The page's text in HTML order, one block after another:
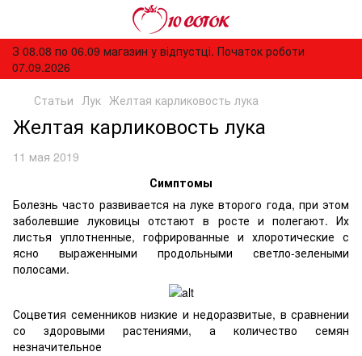
З 08.08 по 06.09 магазин у відпустці. Початок роботи
07.09.2026
Статьи Лук Желтая карликовость лука
Желтая карликовость лука
11 мая 2019
Симптомы
Болезнь часто развивается на луке второго года, при этом
заболевшие луковицы отстают в росте и полегают. Их
листья уплотненные, гофрированные и хлоротические с
ясно выраженными продольными светло-зелеными
полосами.
Соцветия семенников низкие и недоразвитые, в сравнении
со здоровыми растениями, а количество семян
незначительное